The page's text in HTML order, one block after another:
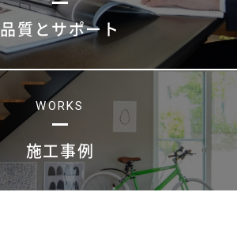
品質とサポート
WORKS
施工事例